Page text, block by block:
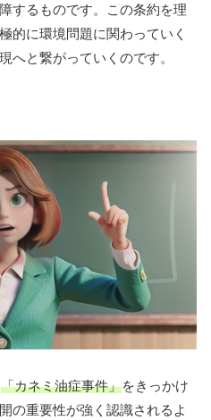
するものです。この条約を理
的に環境問題に関わっていく
へと繋がっていくのです。
「カネミ油症事件」をきっかけ
の重要性が強く認識されるよ